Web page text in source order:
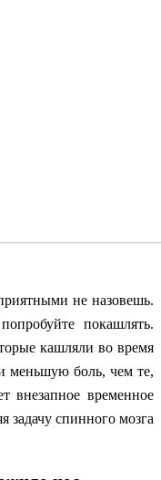
не назовешь.
покашлять.
кашляли во время
меньшую боль, чем те,
внезапное временное
задачу спинного мозга